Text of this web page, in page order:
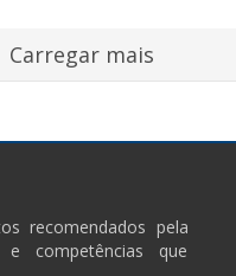
recomendados pela
e competências que